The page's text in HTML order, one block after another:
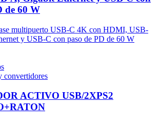
de 60 W
convertidores
ACTIVO USB/2XPS2